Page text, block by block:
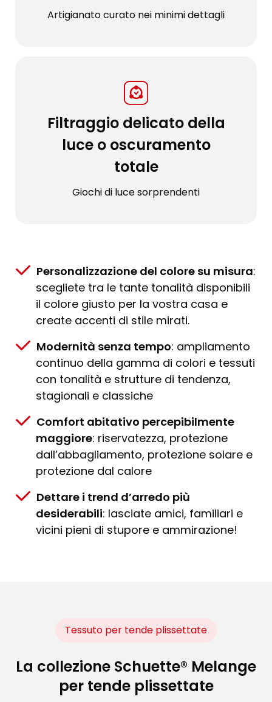
Artigianato curato nei minimi dettagli
Filtraggio delicato della
luce o oscuramento
totale
Giochi di luce sorprendenti
Personalizzazione del colore su misura:
scegliete tra le tante tonalità disponibili
il colore giusto per la vostra casa e
create accenti di stile mirati.
Modernità senza tempo: ampliamento
continuo della gamma di colori e tessuti
con tonalità e strutture di tendenza,
stagionali e classiche
Comfort abitativo percepibilmente
maggiore: riservatezza, protezione
dall’abbagliamento, protezione solare e
protezione dal calore
Dettare i trend d’arredo più
desiderabili: lasciate amici, familiari e
vicini pieni di stupore e ammirazione!
Tessuto per tende plissettate
La collezione Schuette® Melange
per tende plissettate